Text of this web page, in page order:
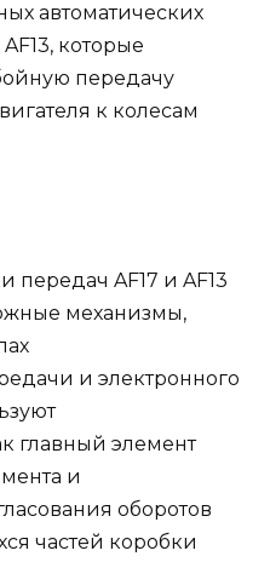
автоматических
которые
передачу
к колесам
передач AF17 и AF13
механизмы,
и электронного
главный элемент
и
оборотов
частей коробки